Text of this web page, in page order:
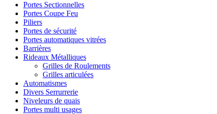
Portes Sectionnelles
Portes Coupe Feu
Piliers
Portes de sécurité
Portes automatiques vitrées
Barrières
Rideaux Métalliques
Grilles de Roulements
Grilles articulées
Automatismes
Divers Serrurrerie
Niveleurs de quais
Portes multi usages